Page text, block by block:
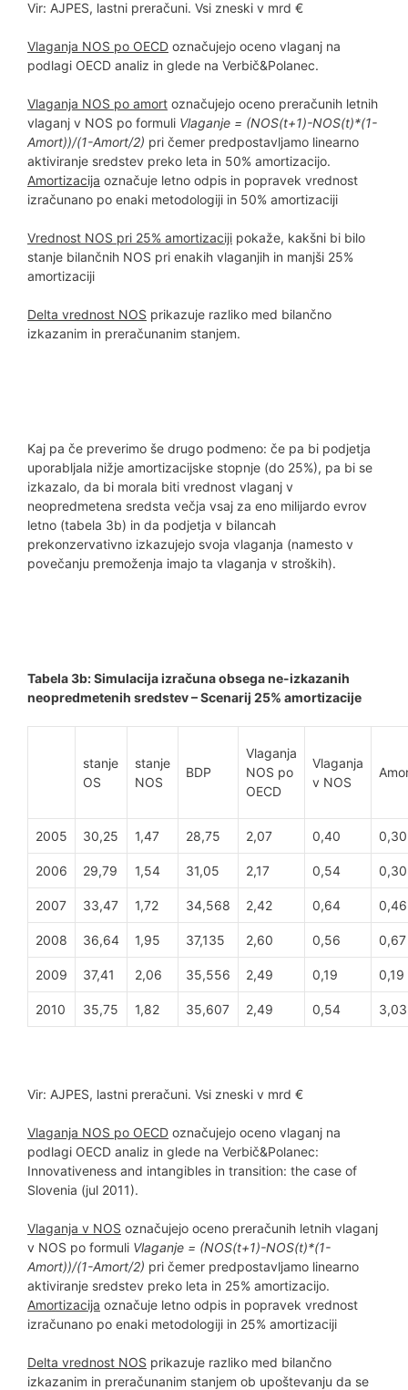
Vir: AJPES, lastni preračuni. Vsi zneski v mrd €
Vlaganja NOS po OECD označujejo oceno vlaganj na
podlagi OECD analiz in glede na Verbič&Polanec.
Vlaganja NOS po amort označujejo oceno preračunih letnih
vlaganj v NOS po formuli Vlaganje = (NOS(t+1)-NOS(t)*(1-
Amort))/(1-Amort/2) pri čemer predpostavljamo linearno
aktiviranje sredstev preko leta in 50% amortizacijo.
Amortizacija označuje letno odpis in popravek vrednost
izračunano po enaki metodologiji in 50% amortizaciji
Vrednost NOS pri 25% amortizaciji pokaže, kakšni bi bilo
stanje bilančnih NOS pri enakih vlaganjih in manjši 25%
amortizaciji
Delta vrednost NOS prikazuje razliko med bilančno
izkazanim in preračunanim stanjem.
Kaj pa če preverimo še drugo podmeno: če pa bi podjetja
uporabljala nižje amortizacijske stopnje (do 25%), pa bi se
izkazalo, da bi morala biti vrednost vlaganj v
neopredmetena sredsta večja vsaj za eno milijardo evrov
letno (tabela 3b) in da podjetja v bilancah
prekonzervativno izkazujejo svoja vlaganja (namesto v
povečanju premoženja imajo ta vlaganja v stroških).
Tabela 3b: Simulacija izračuna obsega ne-izkazanih
neopredmetenih sredstev – Scenarij 25% amortizacije
stanje
OS
stanje
NOS
BDP
Vlaganja
NOS po
OECD
Vlaganja
v NOS
2005 30,25 1,47 28,75 2,07 0,40 0,30
2006 29,79 1,54 31,05 2,17 0,54 0,30
2007 33,47 1,72 34,568 2,42 0,64 0,46
2008 36,64 1,95 37,135 2,60 0,56 0,67
2009 37,41 2,06 35,556 2,49 0,19 0,19
2010 35,75 1,82 35,607 2,49 0,54 3,03
Vir: AJPES, lastni preračuni. Vsi zneski v mrd €
Vlaganja NOS po OECD označujejo oceno vlaganj na
podlagi OECD analiz in glede na Verbič&Polanec:
Innovativeness and intangibles in transition: the case of
Slovenia (jul 2011).
Vlaganja v NOS označujejo oceno preračunih letnih vlaganj
v NOS po formuli Vlaganje = (NOS(t+1)-NOS(t)*(1-
Amort))/(1-Amort/2) pri čemer predpostavljamo linearno
aktiviranje sredstev preko leta in 25% amortizacijo.
Amortizacija označuje letno odpis in popravek vrednost
izračunano po enaki metodologiji in 25% amortizaciji
Delta vrednost NOS prikazuje razliko med bilančno
izkazanim in preračunanim stanjem ob upoštevanju da se